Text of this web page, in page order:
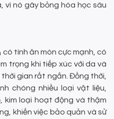
vì nó gây bỏng hóa học sâu
có tính ăn mòn cực mạnh, có
trọng khi tiếp xúc với da và
gian rất ngắn. Đồng thời,
chóng nhiều loại vật liệu,
kim loại hoạt động và thậm
khiến việc bảo quản và sử